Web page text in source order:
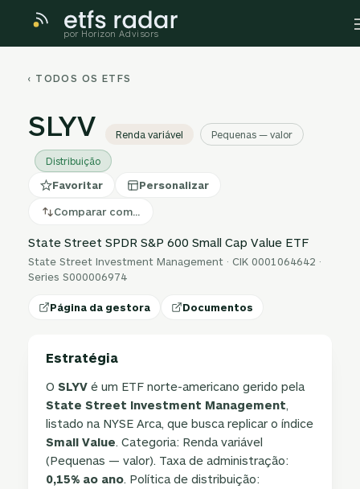
por Horizon Advisors
‹ TODOS OS ETFS
SLYV Renda variável Pequenas — valor
Distribuição
Favoritar Personalizar
Comparar com…
State Street SPDR S&P 600 Small Cap Value ETF
State Street Investment Management · CIK 0001064642 ·
Series S000006974
Página da gestora Documentos
Estratégia
OSLYV é um ETF norte-americano gerido pela
State Street Investment Management,
listado na NYSE Arca, que busca replicar o índice
Small Value. Categoria: Renda variável
(Pequenas — valor). Taxa de administração:
0,15% ao ano. Política de distribuição: